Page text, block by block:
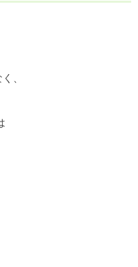
、